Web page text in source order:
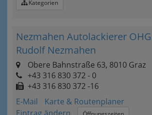
Kategorien
Nezmahen Autolackierer
Rudolf Nezmahen
Obere Bahnstraße 63, 8010 Graz
+43 316 830 372 - 0
+43 316 830 372 -16
E-Mail
Karte & Routenplaner